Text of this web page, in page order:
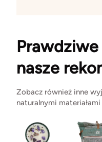
Prawdziwe
nasze
Zobacz również inne
naturalnymi materiałami